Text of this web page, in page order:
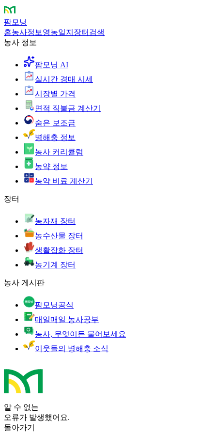
팜모닝
홈농사정보 영농일지 장터 검색
농사 정보
팜모닝 AI
실시간 경매 시세
시장별 가격
면적 직불금 계산기
숨은 보조금
병해충 정보
농사 커리큘럼
농약 정보
농약 비료 계산기
장터
농자재 장터
농수산물 장터
생활잡화 장터
농기계 장터
농사 게시판
팜모닝공식
매일매일 농사공부
농사, 무엇이든 물어보세요
이웃들의 병해충 소식
알 수 없는
오류가 발생했어요.
돌아가기